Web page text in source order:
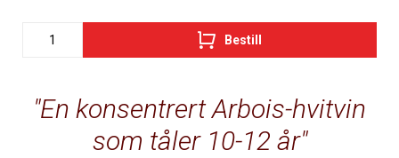
En konsentrert Arbois-hvitvin
som tåler 10-12 år
Bestill